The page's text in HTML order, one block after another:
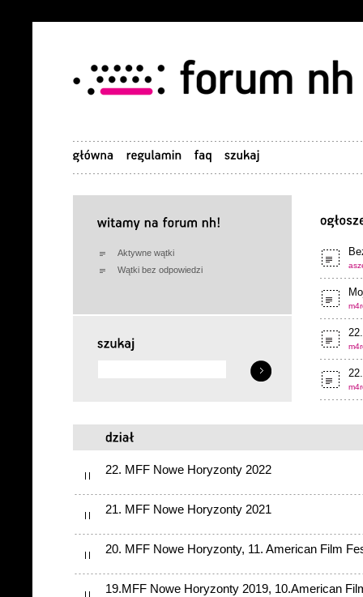
Aktywne wątki
Wątki bez odpowiedzi
22. MFF Nowe Horyzonty 2022
21. MFF Nowe Horyzonty 2021
20. MFF Nowe Horyzonty, 11. American Film
19.MFF Nowe Horyzonty 2019, 10.American